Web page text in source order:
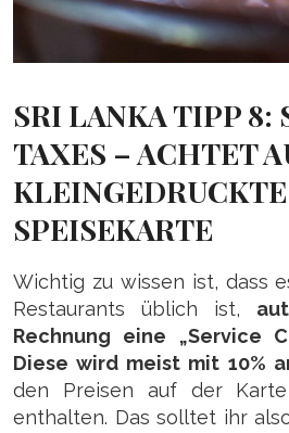
SRI LANKA TIPP 8:
TAXES – ACHTET
SPEISEKARTE
Wichtig zu wissen ist, dass
Restaurants üblich ist,
Rechnung eine „Service
Diese wird meist mit 10%
den Preisen auf der
enthalten. Das solltet ihr